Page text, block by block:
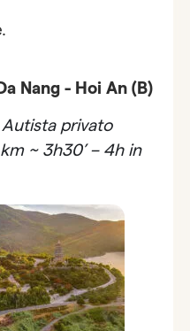
Nang - Hoi An (B)
privato
~ 3h30’ – 4h in